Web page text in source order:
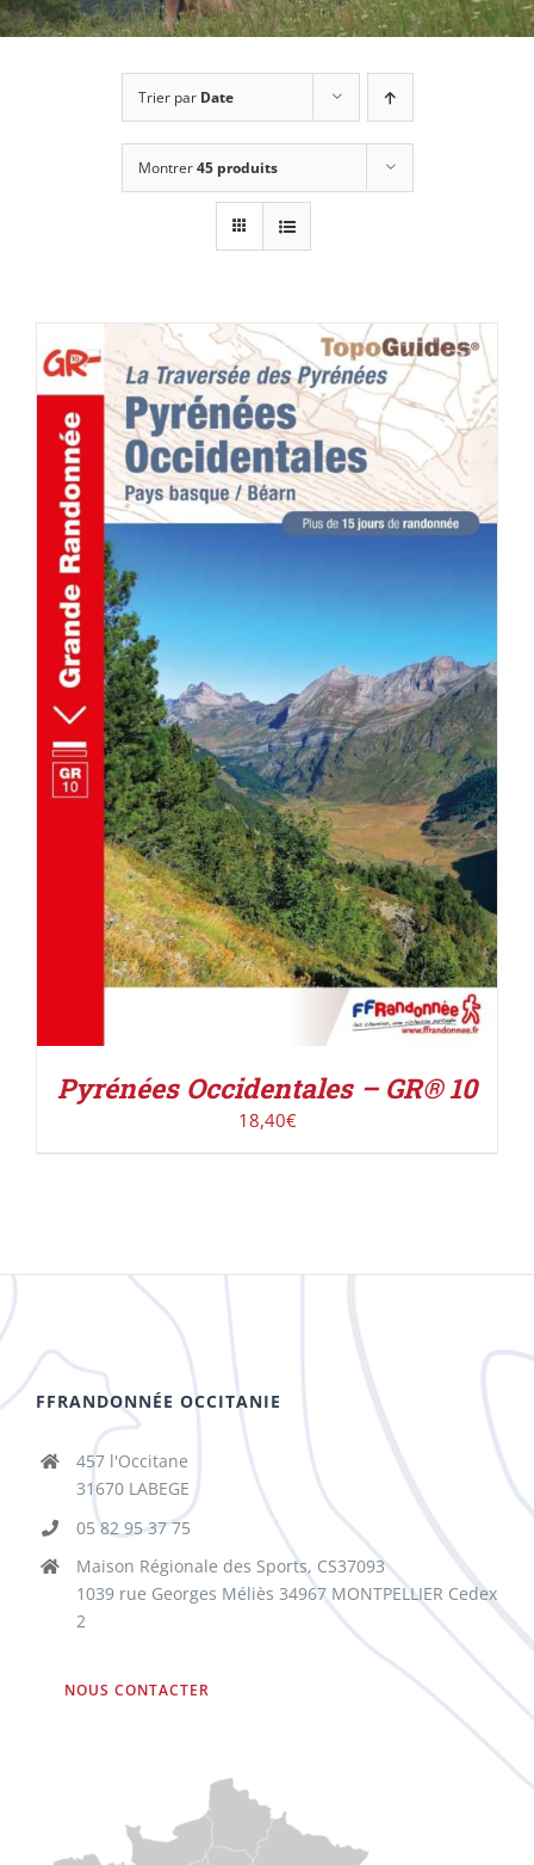
Trier par Date
Montrer45 produits
ACHETER LE PRODUIT / DÉTAILS
Pyrénées Occidentales – GR® 10
18,40€
FFRANDONNÉE OCCITANIE
457 l'Occitane
31670 LABEGE
05 82 95 37 75
Maison Régionale des Sports, CS37093
1039 rue Georges Méliès 34967 MONTPELLIER Cedex
2
NOUS CONTACTER